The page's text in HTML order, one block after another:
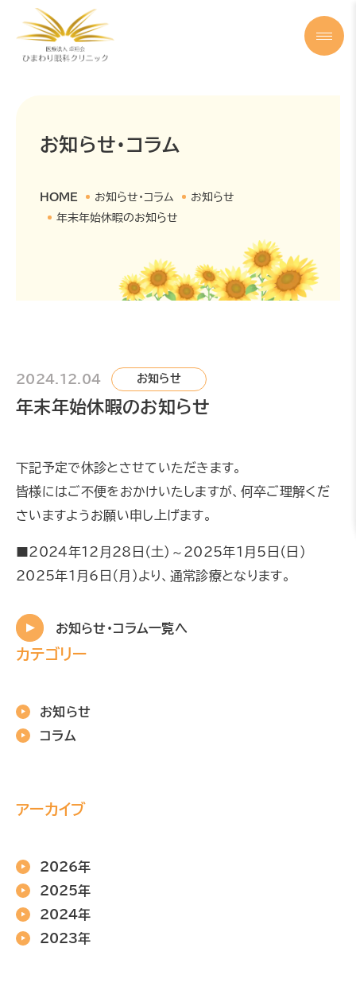
お知らせ・コラム
HOME お知らせ・コラム
お知らせ
年末年始休暇のお知らせ
2024.12.04 お知らせ
年末年始休暇のお知らせ
下記予定で休診とさせていただきます。
皆様にはご不便をおかけいたしますが、何卒ご理解くだ
さいますようお願い申し上げます。
■2024年12月28日（土）～2025年1月5日（日）
2025年1月6日（月）より、通常診療となります。
お知らせ・コラム一覧へ
カテゴリー
お知らせ
コラム
アーカイブ
2026年
2025年
2024年
2023年